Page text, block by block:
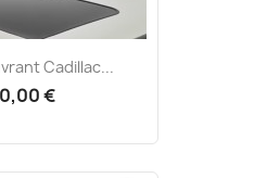
Cadillac...
€